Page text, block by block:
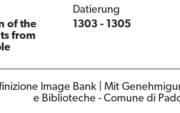
of the
from
Datierung
1303 - 1305
Image Bank | Mit
e Biblioteche - Comune di